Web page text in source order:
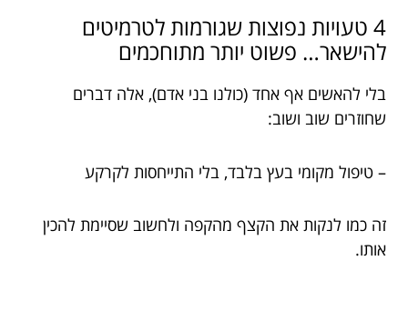
4 טעויות נפוצות שגורמות לטרמיטים
להישאר… פשוט יותר מתוחכמים
בלי להאשים אף אחד (כולנו בני אדם), אלה דברים
שחוזרים שוב ושוב:
– טיפול מקומי בעץ בלבד, בלי התייחסות לקרקע
זה כמו לנקות את הקצף מהקפה ולחשוב שסיימת להכין
אותו.